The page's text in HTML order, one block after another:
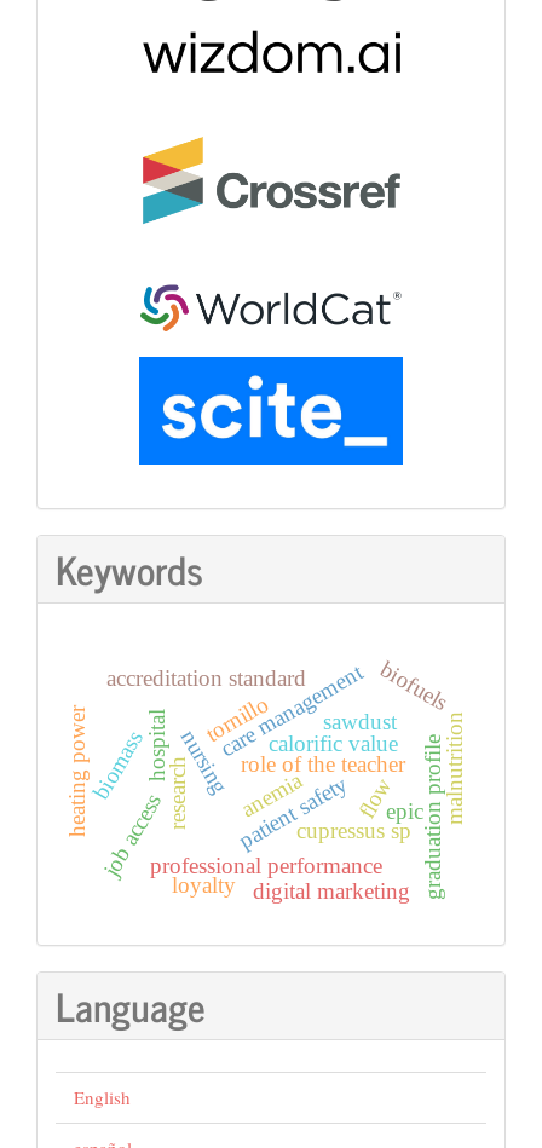
Keywords
care management
patient safety
nursing
hospital
professional performance
role of the teacher graduation profile
job access
accreditation standard
research anemia malnutrition
calorific value
cupressus sp
biofuels
biomass
tornillo
heating power sawdust
digital marketing
flow
loyalty
epic
Language
English